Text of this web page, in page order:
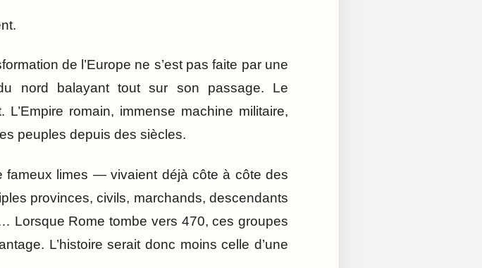
de l’Europe ne s’est pas faite par une
nord balayant tout sur son passage. Le
romain, immense machine militaire,
peuples depuis des siècles.
fameux limes — vivaient déjà côte à côte des
provinces, civils, marchands, descendants
Lorsque Rome tombe vers 470, ces groupes
L’histoire serait donc moins celle d’une